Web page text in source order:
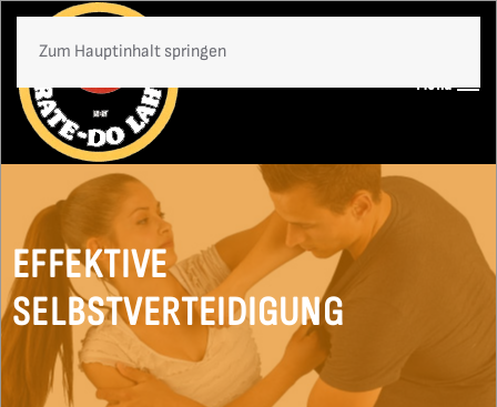
Zum Hauptinhalt springen
Menü
EFFEKTIVE
SELBSTVERTEIDIGUNG